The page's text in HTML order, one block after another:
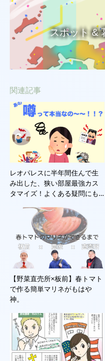
スポット &
関連記事
レオパレスに半年間住んで生
み出した、狭い部屋最強カス
タマイズ！よくある疑問にも…
【野菜直売所×板前】春トマト
で作る簡単マリネがもはや
神。